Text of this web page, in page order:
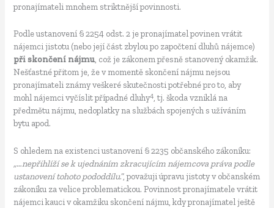
pronajímateli mnohem striktnější povinnosti.
Podle ustanovení § 2254 odst. 2 je pronajímatel povinen vrátit
nájemci jistotu (nebo její část zbylou po započtení dluhů nájemce)
při skončení nájmu, což je zákonem přesně stanovený okamžik.
Nešťastné přitom je, že v momentě skončení nájmu nejsou
pronajímateli známy veškeré skutečnosti potřebné pro to, aby
mohl nájemci vyčíslit případné dluhy4, tj. škoda vzniklá na
předmětu nájmu, nedoplatky na službách spojených s užíváním
bytu apod.
S ohledem na existenci ustanovení § 2235 občanského zákoníku:
„…nepřihlíží se k ujednáním zkracujícím nájemcova práva podle
ustanovení tohoto pododdílu.“, považuji úpravu jistoty v občanském
zákoníku za velice problematickou. Povinnost pronajímatele vrátit
nájemci kauci v okamžiku skončení nájmu, kdy pronajímatel ještě